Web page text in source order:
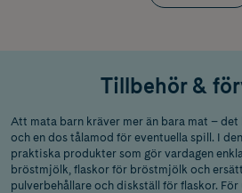
Tillbehör &
Att mata barn kräver mer än bara mat –
och en dos tålamod för eventuella spill. I
praktiska produkter som gör vardagen
bröstmjölk, flaskor för bröstmjölk och
pulverbehållare och diskställ för flaskor.